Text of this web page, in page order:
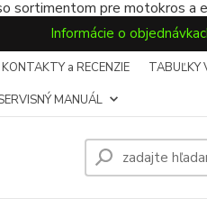
sortimentom pre motokros a
Informácie o
KONTAKTY a RECENZIE TABUĽKY
MANUÁL